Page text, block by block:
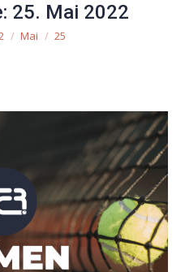
25. Mai 2022
sich hier:
Mai 25